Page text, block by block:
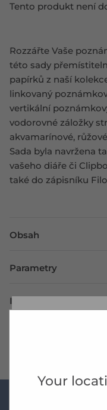
Your
Tento produkt není
Rozzářte Vaše
této sady
papírků z naší
linkovaný
vertikální
vodorovné záložky
akvamarínové,
Sada byla navržena
vašeho diáře či
také do zápisníku
Obsah
Parametry
Informace o obecné
Ak chcete
novinky a